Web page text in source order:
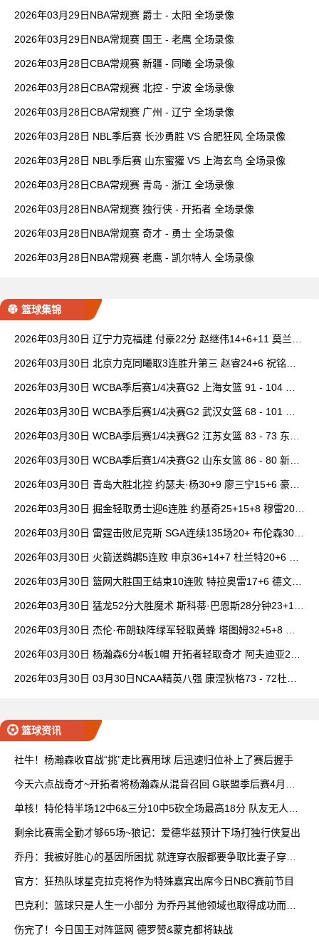
2026年03月29日NBA常规赛 爵士 - 太阳 全场录像
2026年03月29日NBA常规赛 国王 - 老鹰 全场录像
2026年03月28日CBA常规赛 新疆 - 同曦 全场录像
2026年03月28日CBA常规赛 北控 - 宁波 全场录像
2026年03月28日CBA常规赛 广州 - 辽宁 全场录像
2026年03月28日 NBL季后赛 长沙勇胜 VS 合肥狂风 全场录像
2026年03月28日 NBL季后赛 山东蜜獾 VS 上海玄鸟 全场录像
2026年03月28日CBA常规赛 青岛 - 浙江 全场录像
2026年03月28日NBA常规赛 独行侠 - 开拓者 全场录像
2026年03月28日NBA常规赛 奇才 - 勇士 全场录像
2026年03月28日NBA常规赛 老鹰 - 凯尔特人 全场录像
篮球集锦
2026年03月30日 辽宁力克福建 付豪22分 赵继伟14+6+11 莫兰德
2026年03月30日 北京力克同曦取3连胜升第三 赵睿24+6 祝铭震1
2026年03月30日 WCBA季后赛1/4决赛G2 上海女篮 91 - 104 四
2026年03月30日 WCBA季后赛1/4决赛G2 武汉女篮 68 - 101 山
2026年03月30日 WCBA季后赛1/4决赛G2 江苏女篮 83 - 73 东莞
2026年03月30日 WCBA季后赛1/4决赛G2 山东女篮 86 - 80 新疆
2026年03月30日 青岛大胜北控 约瑟夫·杨30+9 廖三宁15+6 豪斯
2026年03月30日 掘金轻取勇士迎6连胜 约基奇25+15+8 穆雷20+
2026年03月30日 雷霆击败尼克斯 SGA连续135场20+ 布伦森30分
2026年03月30日 火箭送鹈鹕5连败 申京36+14+7 杜兰特20+6 锡
2026年03月30日 篮网大胜国王结束10连败 特拉奥雷17+6 德文·
2026年03月30日 猛龙52分大胜魔术 斯科蒂·巴恩斯28分钟23+15
2026年03月30日 杰伦·布朗缺阵绿军轻取黄蜂 塔图姆32+5+8 普
2026年03月30日 杨瀚森6分4板1帽 开拓者轻取奇才 阿夫迪亚20+
2026年03月30日 03月30日NCAA精英八强 康涅狄格73 - 72杜克
篮球资讯
社牛！杨瀚森收官战“挑”走比赛用球 后迅速归位补上了赛后握手
今天六点战奇才~开拓者将杨瀚森从混音召回 G联盟季后赛4月开
单核！特伦特半场12中6&三分10中5砍全场最高18分 队友无人上
剩余比赛需全勤才够65场~狼记：爱德华兹预计下场打独行侠复出
乔丹：我被好胜心的基因所困扰 就连穿衣服都要争取比妻子穿得
官方：狂热队球星克拉克将作为特殊嘉宾出席今日NBC赛前节目
巴克利：篮球只是人生一小部分 为乔丹其他领域也取得成功而自
伤完了！今日国王对阵篮网 德罗赞&蒙克都将缺战